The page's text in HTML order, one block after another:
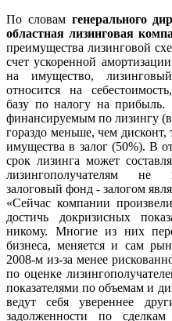
По словам генерального
областная лизинговая
преимущества лизинговой
счет ускоренной
на имущество,
относится на
базу по налогу на
финансируемым по лизингу
гораздо меньше, чем
имущества в залог (50%). В
срок лизинга может
лизингополучателям не
залоговый фонд - залогом
«Сейчас компании
достичь докризисных
никому. Многие из них
бизнеса, меняется и сам
2008-м из-за менее
по оценке
показателями по объемам и
ведут себя увереннее
задолженности по